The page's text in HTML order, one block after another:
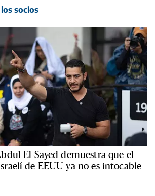
socios
El-Sayed demuestra que el
de EEUU ya no es intocable